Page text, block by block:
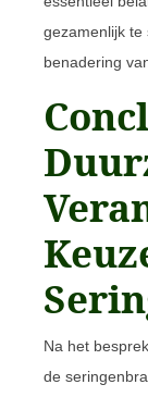
gezamenlijk te
benadering
Na het
de